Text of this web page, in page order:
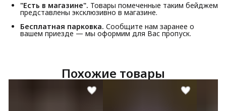
"Есть в магазине". Товары помеченные таким бейджем
представлены эксклюзивно в магазине.
Бесплатная парковка. Сообщите нам заранее о
вашем приезде — мы оформим для Вас пропуск.
Похожие товары